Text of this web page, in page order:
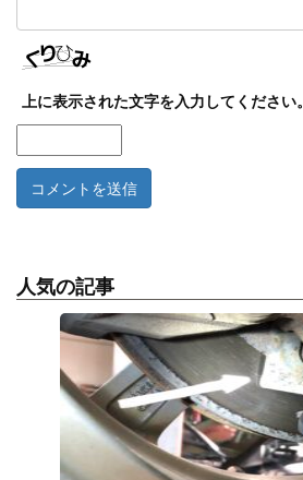
上に表示された文字を入力してください。
人気の記事